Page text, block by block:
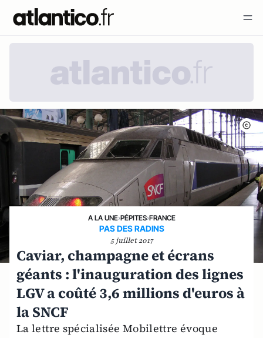
A LA UNE›PÉPITES›FRANCE
PAS DES RADINS
5 juillet 2017
Caviar, champagne et écrans
géants : l'inauguration des lignes
LGV a coûté 3,6 millions d'euros à
la SNCF
La lettre spécialisée Mobilettre évoque